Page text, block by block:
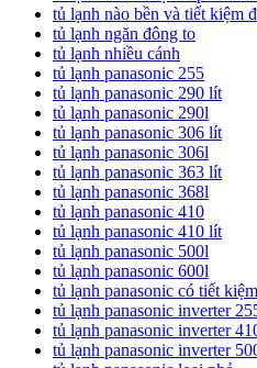
tủ lạnh nào bền và tiết kiệm
tủ lạnh ngăn đông to
tủ lạnh nhiều cánh
tủ lạnh panasonic 255
tủ lạnh panasonic 290 lít
tủ lạnh panasonic 290l
tủ lạnh panasonic 306 lít
tủ lạnh panasonic 306l
tủ lạnh panasonic 363 lít
tủ lạnh panasonic 368l
tủ lạnh panasonic 410
tủ lạnh panasonic 410 lít
tủ lạnh panasonic 500l
tủ lạnh panasonic 600l
tủ lạnh panasonic có tiết
tủ lạnh panasonic inverter
tủ lạnh panasonic inverter
tủ lạnh panasonic inverter